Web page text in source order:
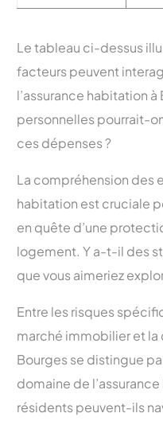
Le tableau ci-dessus
facteurs peuvent
l’assurance habitation
personnelles pourrait-
ces dépenses ?
La compréhension des
habitation est cruciale
en quête d’une
logement. Y a-t-il des
que vous aimeriez
Entre les risques
marché immobilier et
Bourges se distingue
domaine de
résidents peuvent-ils